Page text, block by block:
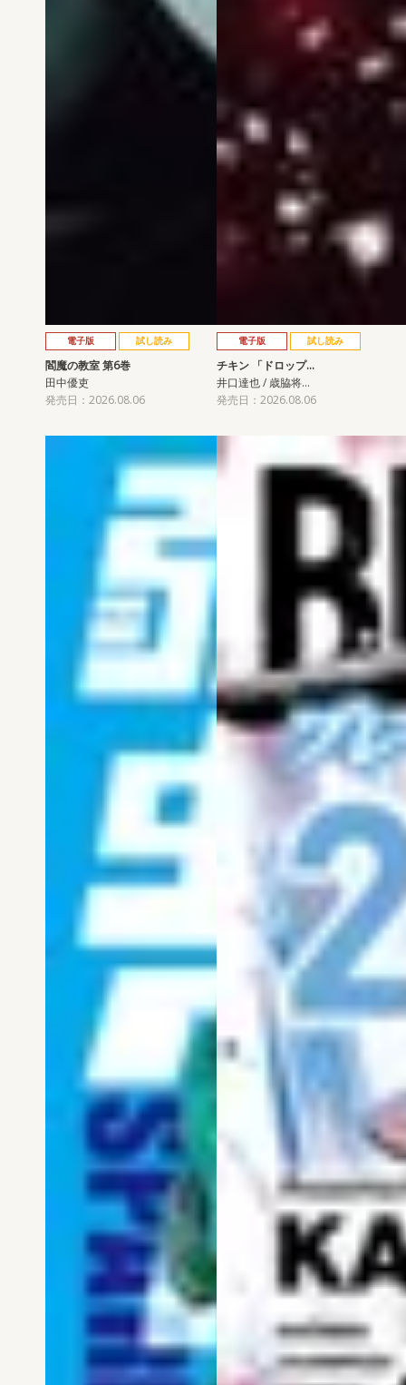
電子版 試し読み
閻魔の教室 第6巻
田中優吏
発売日：2026.08.06
電子版 試し読み
チキン 「ドロップ…
井口達也 / 歳脇将…
発売日：2026.08.06